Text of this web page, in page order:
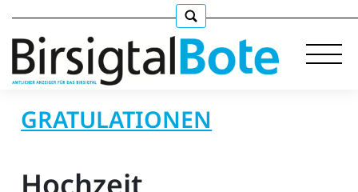
GRATULATIONEN